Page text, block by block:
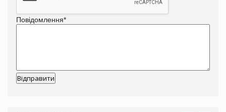
Повідомлення*